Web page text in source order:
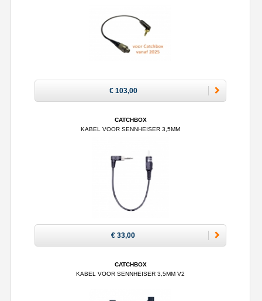
€ 103,00
CATCHBOX
KABEL VOOR SENNHEISER 3,5MM
€ 33,00
CATCHBOX
KABEL VOOR SENNHEISER 3,5MM V2